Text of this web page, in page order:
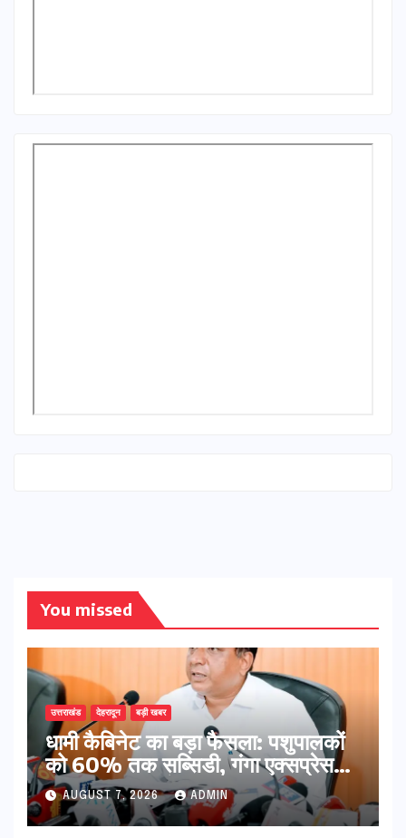
You missed
उत्तराखंड देहरादून बड़ी खबर
​धामी कैबिनेट का बड़ा फैसला: पशुपालकों
को 60% तक सब्सिडी, गंगा एक्सप्रेसवे
का हरिद्वार तक होगा विस्तार
AUGUST 7, 2026 ADMIN